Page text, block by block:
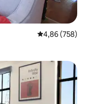
4,86 av 5 i
4,86 (758)